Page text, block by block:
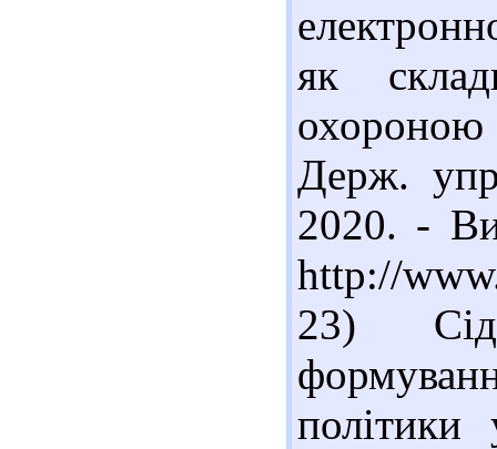
як
охороною
Держ.
2020. -
http://
23)